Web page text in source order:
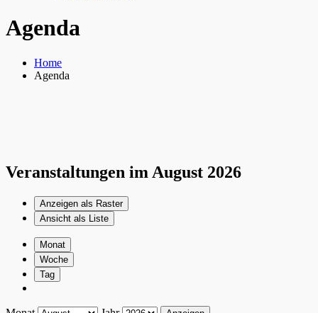
Agenda
Home
Agenda
Veranstaltungen im August 2026
Anzeigen als Raster
Ansicht als Liste
Monat
Woche
Tag